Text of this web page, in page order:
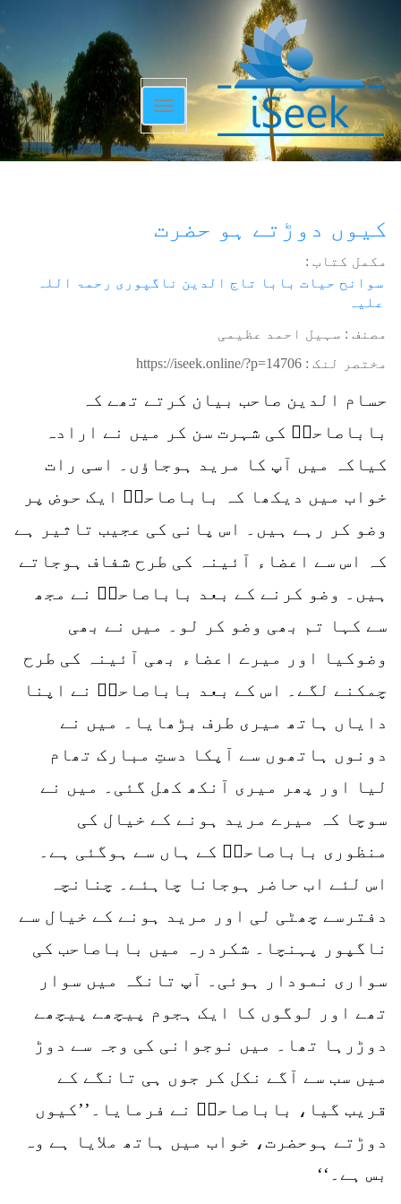
Toggle
navigation
کیوں دوڑتے ہو حضرت
مکمل کتاب :
سوانح حیات بابا تاج الدین ناگپوری رحمۃ اللہ
علیہ
مصنف : سہیل احمد عظیمی
مختصر لنک : https://iseek.online/?p=14706
حسام الدین صاحب بیان کرتے تھے کہ
باباصاحبؒ کی شہرت سن کر میں نے ارادہ
کیاکہ میں آپ کا مرید ہوجاؤں۔ اسی رات
خواب میں دیکھا کہ باباصاحبؒ ایک حوض پر
وضو کر رہے ہیں۔ اس پانی کی عجیب تاثیر ہے
کہ اس سے اعضاء آئینہ کی طرح شفاف ہوجاتے
ہیں۔ وضو کرنے کے بعد باباصاحبؒ نے مجھ
سے کہا تم بھی وضو کر لو۔ میں نے بھی
وضوکیا اور میرے اعضاء بھی آئینہ کی طرح
چمکنے لگے۔ اس کے بعد باباصاحبؒ نے اپنا
دایاں ہاتھ میری طرف بڑھایا۔ میں نے
دونوں ہاتھوں سے آپکا دستِ مبارک تھام
لیا اور پھر میری آنکھ کھل گئی۔ میں نے
سوچا کہ میرے مرید ہونے کے خیال کی
منظوری باباصاحبؒ کے ہاں سے ہوگئی ہے۔
اس لئے اب حاضر ہوجانا چاہئے۔ چنانچہ
دفترسے چھٹی لی اور مرید ہونے کے خیال سے
ناگپور پہنچا۔ شکردرہ میں باباصاحب کی
سواری نمودار ہوئی۔ آپ تانگہ میں سوار
تھے اور لوگوں کا ایک ہجوم پیچھے پیچھے
دوڑرہا تھا۔ میں نوجوانی کی وجہ سے دوڑ
میں سب سے آگے نکل کر جوں ہی تانگے کے
قریب گیا، باباصاحبؒ نے فرمایا۔’’کیوں
دوڑتے ہوحضرت، خواب میں ہاتھ ملایا ہے وہ
بس ہے۔‘‘